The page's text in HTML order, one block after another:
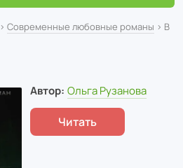
› Современные любовные романы › В
Автор: Ольга Рузанова
Читать